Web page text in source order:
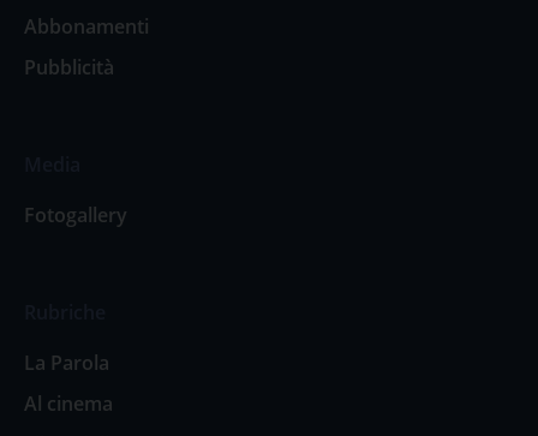
Abbonamenti
Pubblicità
Fotogallery
La Parola
Al cinema